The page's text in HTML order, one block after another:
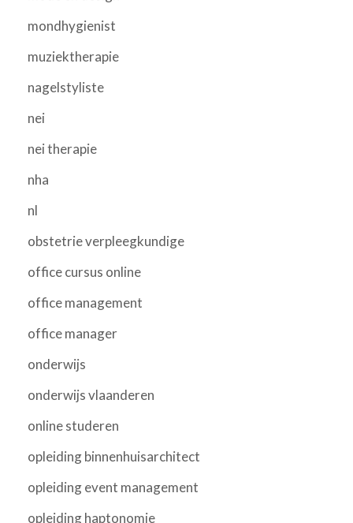
mondhygienist
muziektherapie
nagelstyliste
nei
nei therapie
nha
nl
obstetrie verpleegkundige
office cursus online
office management
office manager
onderwijs
onderwijs vlaanderen
online studeren
opleiding binnenhuisarchitect
opleiding event management
opleiding haptonomie